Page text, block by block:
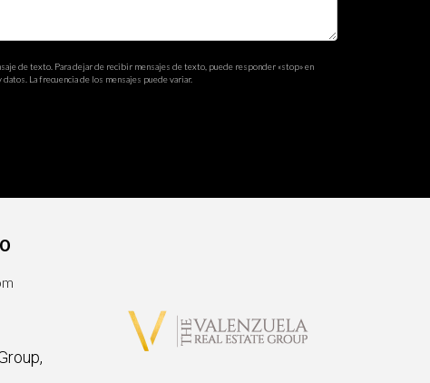
de texto. Para dejar de recibir mensajes de texto, puede responder «stop» en
La frecuencia de los mensajes puede variar.